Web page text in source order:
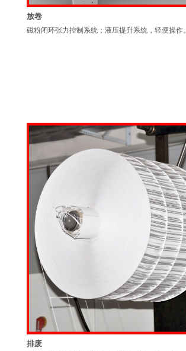
放卷
磁粉闭环张力控制系统；液压提升系统，轻便操作。
排废